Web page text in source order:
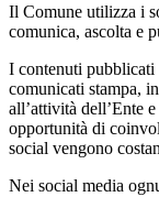
Il Comune utilizza i
comunica, ascolta e
I contenuti
comunicati stampa,
all’attività dell’Ente
opportunità di
social vengono
Nei social media